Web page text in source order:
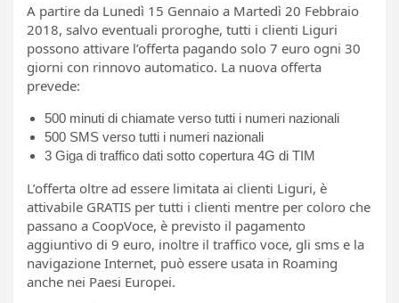
A partire da Lunedì 15 Gennaio a Martedì 20 Febbraio
2018, salvo eventuali proroghe, tutti i clienti Liguri
possono attivare l’offerta pagando solo 7 euro ogni 30
giorni con rinnovo automatico. La nuova offerta
prevede:
500 minuti di chiamate verso tutti i numeri nazionali
500 SMS verso tutti i numeri nazionali
3 Giga di traffico dati sotto copertura 4G di TIM
L’offerta oltre ad essere limitata ai clienti Liguri, è
attivabile GRATIS per tutti i clienti mentre per coloro che
passano a CoopVoce, è previsto il pagamento
aggiuntivo di 9 euro, inoltre il traffico voce, gli sms e la
navigazione Internet, può essere usata in Roaming
anche nei Paesi Europei.